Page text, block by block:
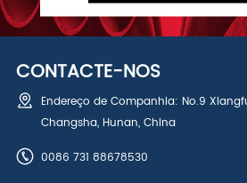
CONTACTE-NOS
Endereço de Companhia: No.9
Changsha, Hunan, China
0086 731 88678530